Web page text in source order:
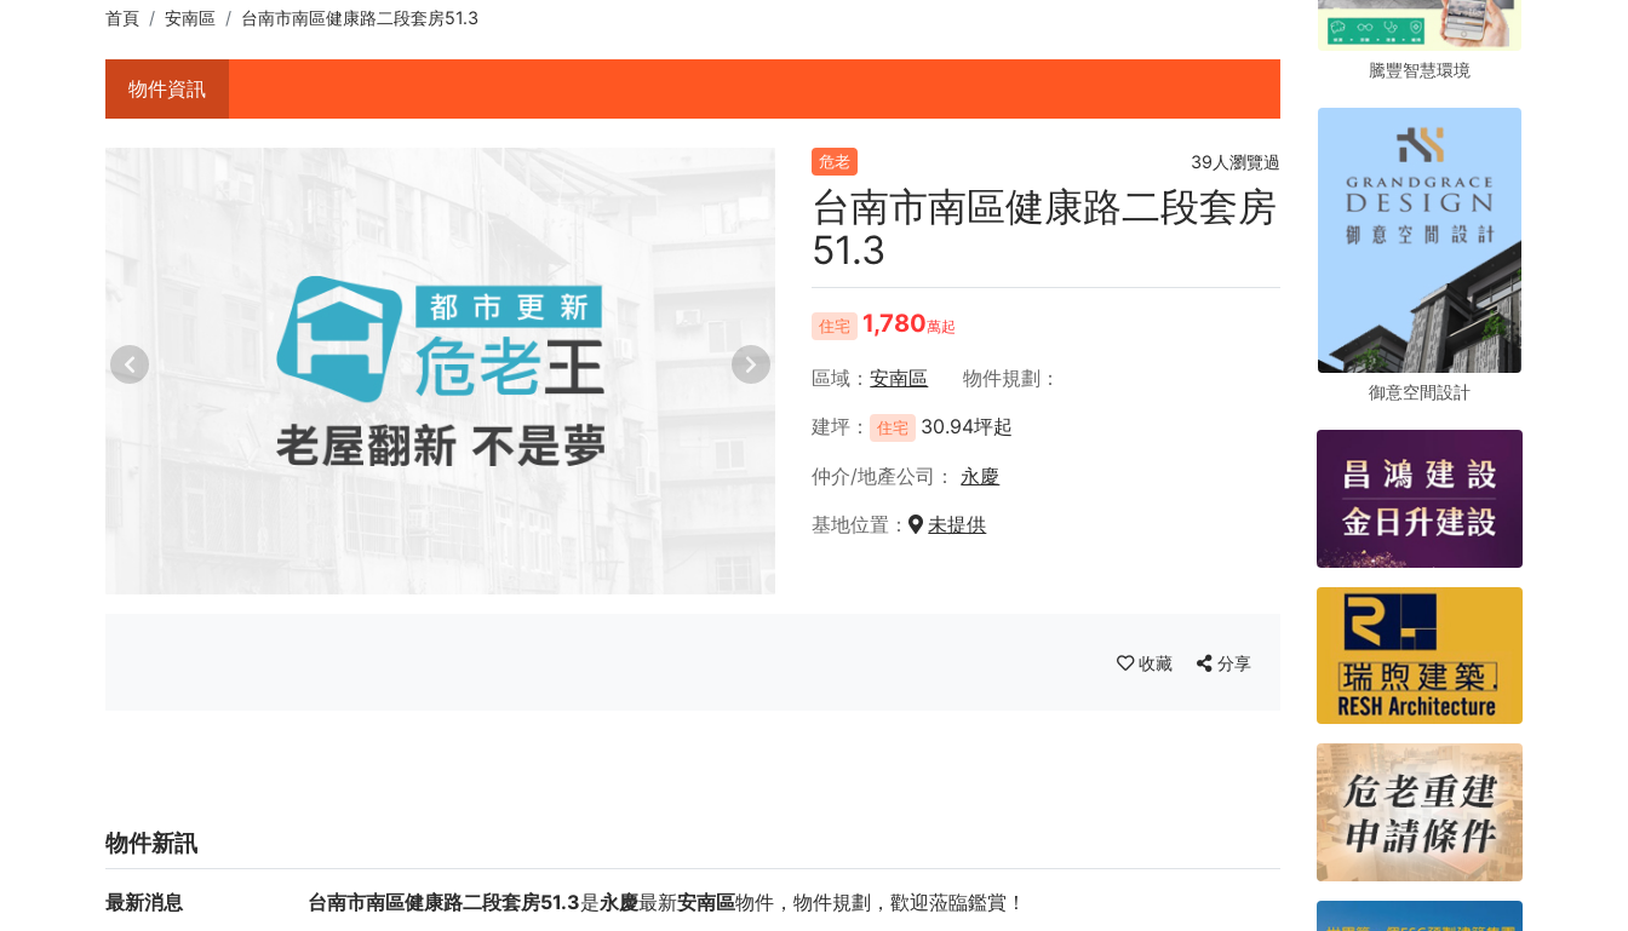
首頁 安南區 台南市南區健康路二段套房51.3
物件資訊
危老 39人瀏覽過
台南市南區健康路二段套房
51.3
住宅 1,780萬起
區域 安南區
物件規劃
建坪
住宅 30.94坪起
仲介/地產公司
永慶
基地位置
未提供
收藏 分享
物件新訊
最新消息 台南市南區健康路二段套房51.3是永慶最新安南區物件，物件規劃 ，歡迎蒞臨鑑賞！
騰豐智慧環境
騰豐智慧環境
騰豐智慧環境
御意空間設計
御意空間設計
御意空間設計